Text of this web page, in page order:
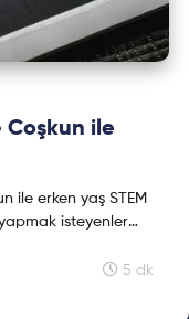
Coşkun ile
ile erken yaş STEM
isteyenler
5 dk